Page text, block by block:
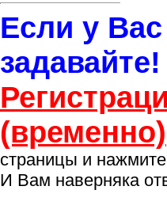
Если у
задавайте!
(временно)
страницы и
И Вам наверняка